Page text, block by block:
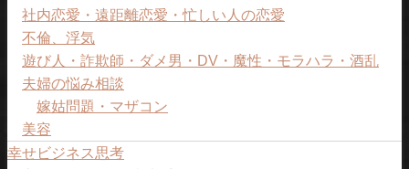
社内恋愛・遠距離恋愛・忙しい人の恋愛
不倫、浮気
遊び人・詐欺師・ダメ男・DV・魔性・モラハラ・酒乱
夫婦の悩み相談
嫁姑問題・マザコン
美容
幸せビジネス思考